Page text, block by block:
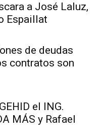
a José Laluz,
Espaillat
de deudas
contratos son
el ING.
MÁS y Rafael